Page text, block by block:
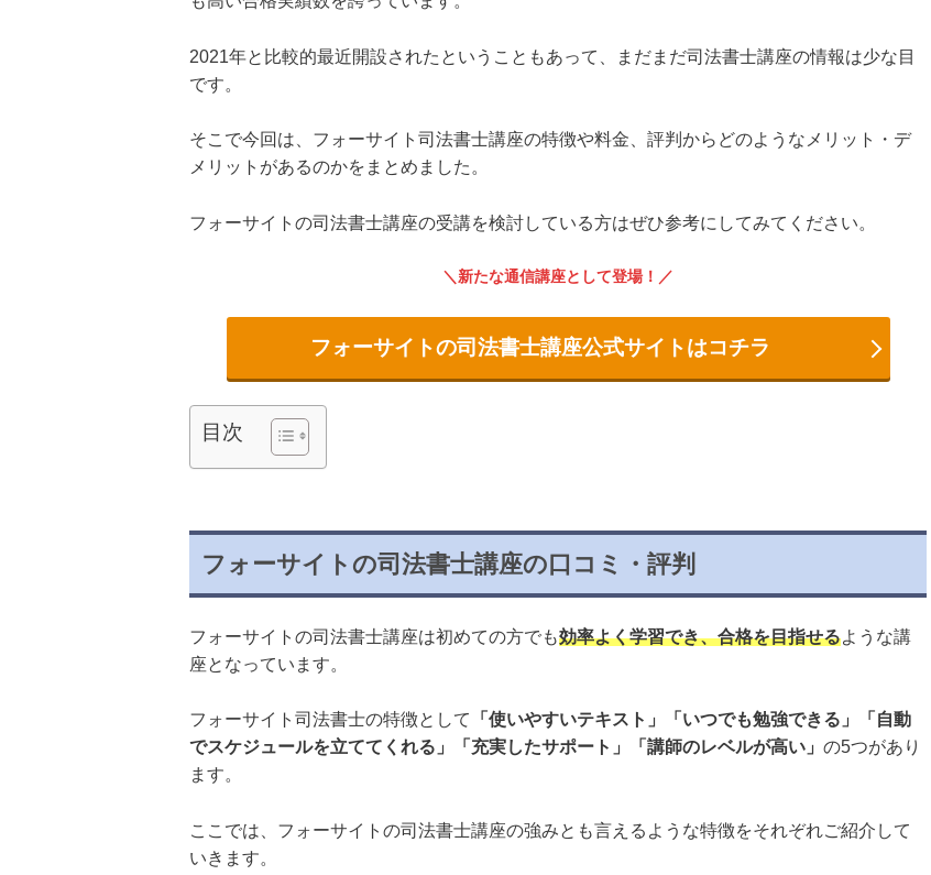
2021年と比較的最近開設されたということもあって、まだまだ司法書士講座の情報は少な目
です。
そこで今回は、フォーサイト司法書士講座の特徴や料金、評判からどのようなメリット・デ
メリットがあるのかをまとめました。
フォーサイトの司法書士講座の受講を検討している方はぜひ参考にしてみてください。
新たな通信講座として登場！
フォーサイトの司法書士講座公式サイトはコチラ
目次
フォーサイトの司法書士講座の口コミ・評判
フォーサイトの司法書士講座は初めての方でも効率よく学習でき、合格を目指せるような講
座となっています。
フォーサイト司法書士の特徴として
「使いやすいテキスト」「いつでも勉強できる」「自動
でスケジュールを立ててくれる」「充実したサポート」「講師のレベルが高い」 の5つがあり
ます。
ここでは、フォーサイトの司法書士講座の強みとも言えるような特徴をそれぞれご紹介して
いきます。